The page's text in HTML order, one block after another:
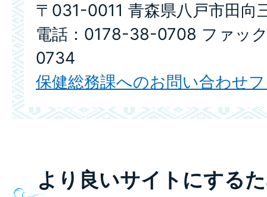
〒031-0011 青森県八戸市田向
電話：0178-38-0708 ファッ
0734
保健総務課へのお問い合わせ
より良いサイトにする